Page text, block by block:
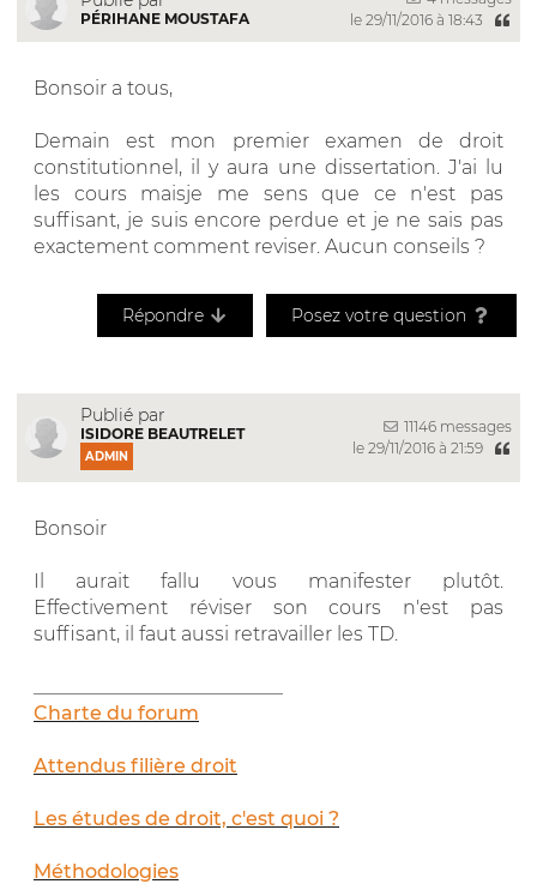
PÉRIHANE MOUSTAFA
le 29/11/2016 à 18:43
Bonsoir a tous,
Demain est mon premier examen de droit
constitutionnel, il y aura une dissertation. J'ai lu
les cours maisje me sens que ce n'est pas
suffisant, je suis encore perdue et je ne sais pas
exactement comment reviser. Aucun conseils ?
Répondre Posez votre question
Publié par
ISIDORE BEAUTRELET
ADMIN
11146 messages
le 29/11/2016 à 21:59
Bonsoir
Il aurait fallu vous manifester plutôt.
Effectivement réviser son cours n'est pas
suffisant, il faut aussi retravailler les TD.
Charte du forum
Attendus filière droit
Les études de droit, c'est quoi ?
Méthodologies